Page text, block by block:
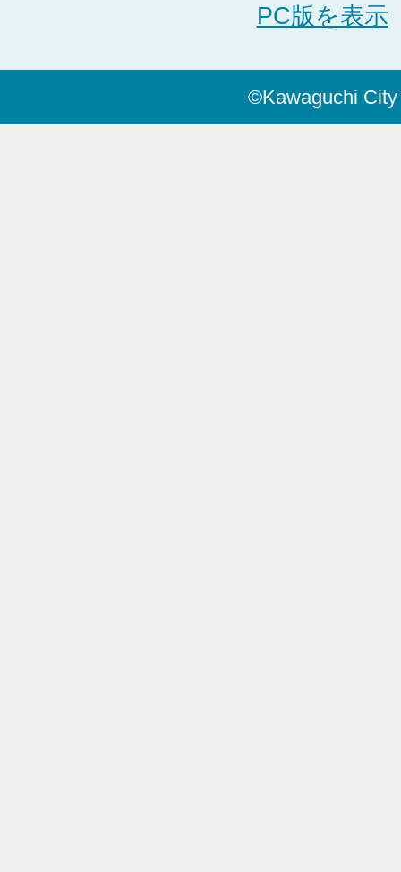
PC版を表示
©Kawaguchi City